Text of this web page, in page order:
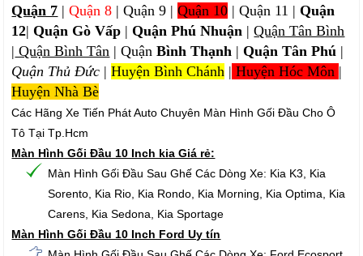
Quận 7 |Quận 8 | Quận 9 |Quận 10 | Quận 11 |Quận
12|Quận Gò Vấp | Quận Phú Nhuận |Quận Tân Bình
| Quận Bình Tân | QuậnBình Thạnh |Quận Tân Phú |
Quận Thủ Đức |Huyện Bình Chánh | Huyện Hóc Môn |
Huyện Nhà Bè
Các Hãng Xe Tiến Phát Auto Chuyên Màn Hình Gối Đầu Cho Ô
Tô Tại Tp.Hcm
Màn Hình Gối Đầu 10 Inch kia Giá rẻ:
Màn Hình Gối Đầu Sau Ghế Các Dòng Xe: Kia K3, Kia
Sorento, Kia Rio, Kia Rondo, Kia Morning, Kia Optima, Kia
Carens, Kia Sedona, Kia Sportage
Màn Hình Gối Đầu 10 Inch Ford Uy tín